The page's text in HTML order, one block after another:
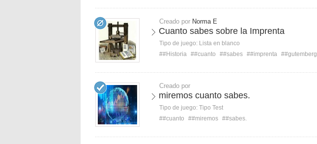
Creado por Norma E
Cuanto sabes sobre la Imprenta
Tipo de juego: Lista en blanco
##Historia ##cuanto ##sabes ##imprenta ##gutemberg
Creado por
miremos cuanto sabes.
Tipo de juego: Tipo Test
##cuanto
##miremos ##sabes.